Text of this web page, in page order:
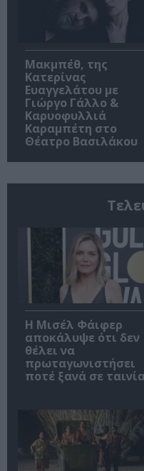
Μακμπέθ, της
Κατερίνας
Ευαγγελάτου με
Γιώργο Γάλλο &
Καρυοφυλλιά
Καραμπέτη στο
Θέατρο Βασιλάκου
Η Μισέλ Φάιφερ
αποκάλυψε ότι δεν
θέλει να
πρωταγωνιστήσει
ποτέ ξανά σε